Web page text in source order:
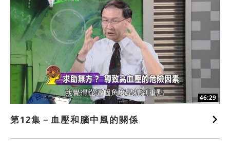
46:29
第12集－血壓和腦中風的關係